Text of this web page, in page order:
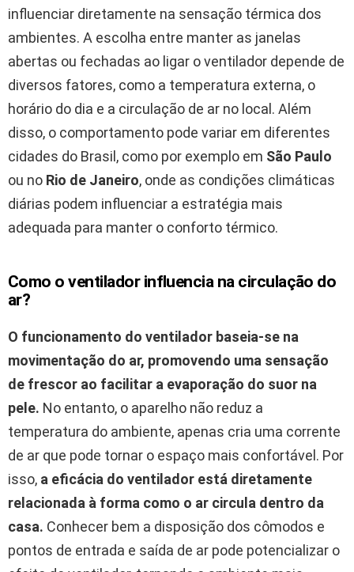
influenciar diretamente na sensação térmica dos
ambientes. A escolha entre manter as janelas
abertas ou fechadas ao ligar o ventilador depende de
diversos fatores, como a temperatura externa, o
horário do dia e a circulação de ar no local. Além
disso, o comportamento pode variar em diferentes
cidades do Brasil, como por exemplo em São Paulo
ou no Rio de Janeiro, onde as condições climáticas
diárias podem influenciar a estratégia mais
adequada para manter o conforto térmico.
Como o ventilador influencia na circulação do
ar?
O funcionamento do ventilador baseia-se na
movimentação do ar, promovendo uma sensação
de frescor ao facilitar a evaporação do suor na
pele. No entanto, o aparelho não reduz a
temperatura do ambiente, apenas cria uma corrente
de ar que pode tornar o espaço mais confortável. Por
isso, a eficácia do ventilador está diretamente
relacionada à forma como o ar circula dentro da
casa. Conhecer bem a disposição dos cômodos e
pontos de entrada e saída de ar pode potencializar o